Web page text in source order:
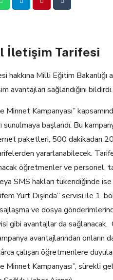
İletişim Tarifesi
Milli Eğitim Bakanlığı
sağlandığını bildirdi.
Kampanyası”
sunulmaya başlandı. Bu
paketleri, 500 dakikadan
yararlanabilecek.
öğretmenler ve personel,
SMS hakları tükendiğinde
Yurt Dışında” servisi ile 1.
ve dosya
gibi avantajlar da
avantajlarından onların
çalışan öğretmenlere
Minnet Kampanyası”, sürekli